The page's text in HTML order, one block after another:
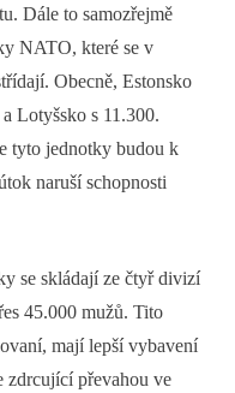
Dále to samozřejmě
NATO, které se v
Obecně, Estonsko
Lotyšsko s 11.300.
tyto jednotky budou k
naruší schopnosti
se skládají ze čtyř divizí
45.000 mužů. Tito
mají lepší vybavení
zdrcující převahou ve